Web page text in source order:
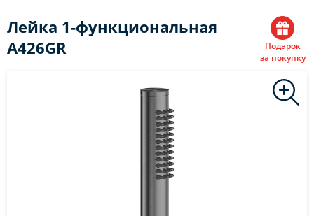
Лейка 1-функциональная
A426GR
Подарок
за покупку